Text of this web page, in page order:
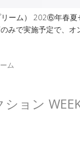
ーム） 202⑥年春
みで実施予定で、オ
ム
ョン